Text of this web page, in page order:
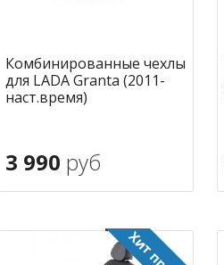
Комбинированные чехлы
для LADA Granta (2011-
наст.время)
3 990 руб
В корзину